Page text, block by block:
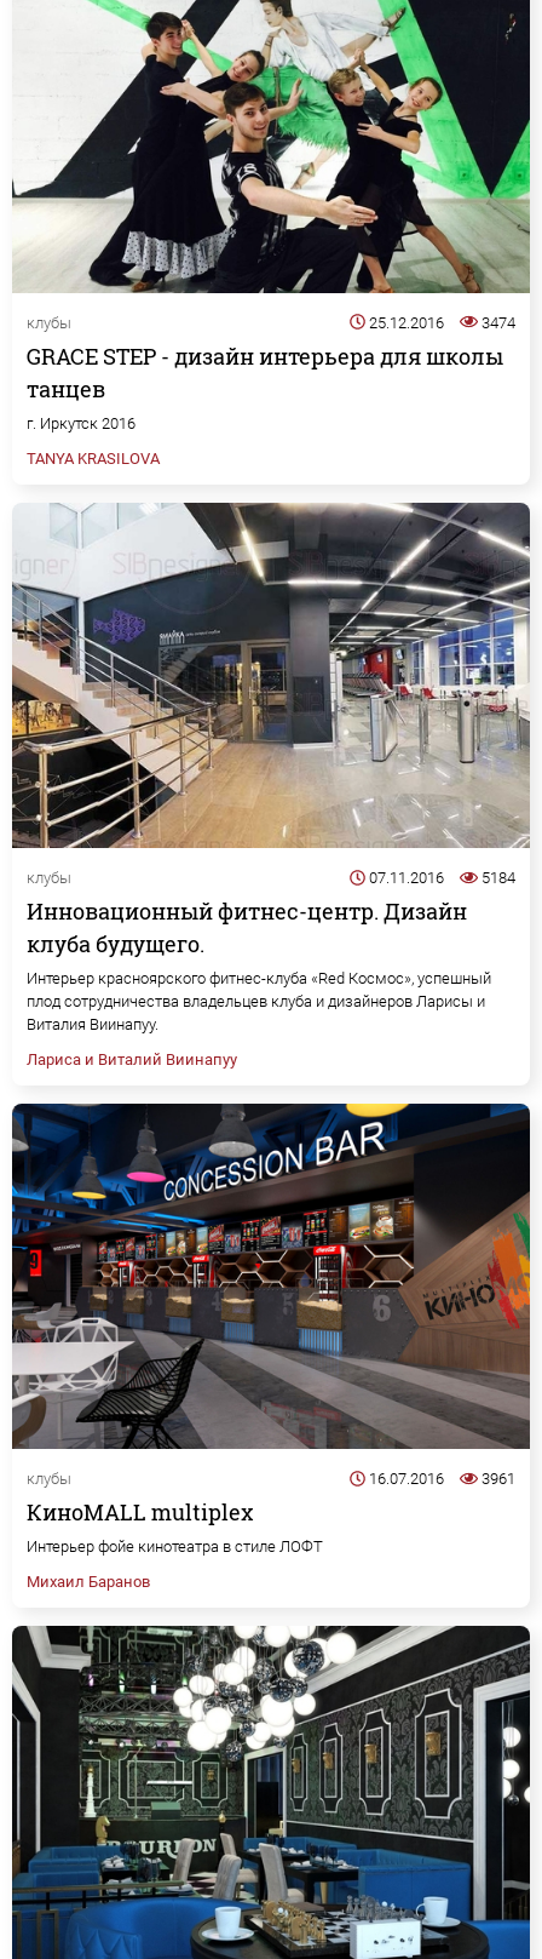
клубы 25.12.2016 3474
GRACE STEP - дизайн интерьера для школы
танцев
г. Иркутск 2016
TANYA KRASILOVA
клубы 07.11.2016 5184
Инновационный фитнес-центр. Дизайн
клуба будущего.
Интерьер красноярского фитнес-клуба «Red Космос», успешный
плод сотрудничества владельцев клуба и дизайнеров Ларисы и
Виталия Виинапуу.
Лариса и Виталий Виинапуу
клубы 16.07.2016 3961
КиноMALL multiplex
Интерьер фойе кинотеатра в стиле ЛОФТ
Михаил Баранов